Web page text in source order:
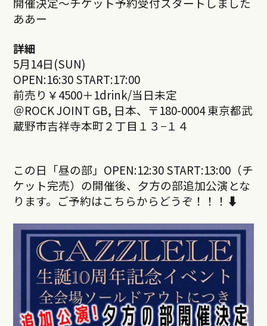
ああー
詳細
5月14日(SUN)
OPEN:16:30 START:17:00
前売り￥4500＋1drink/当日未定
＠ROCK JOINT GB, 日本、〒180-0004 東京都武
蔵野市吉祥寺本町２丁目１３−１４
この日「昼の部」OPEN:12:30 START:13:00（チ
ケット完売）の開催後、夕方の部追加公演とな
ります。ご予約はこちらからどうぞ！！！⬇︎